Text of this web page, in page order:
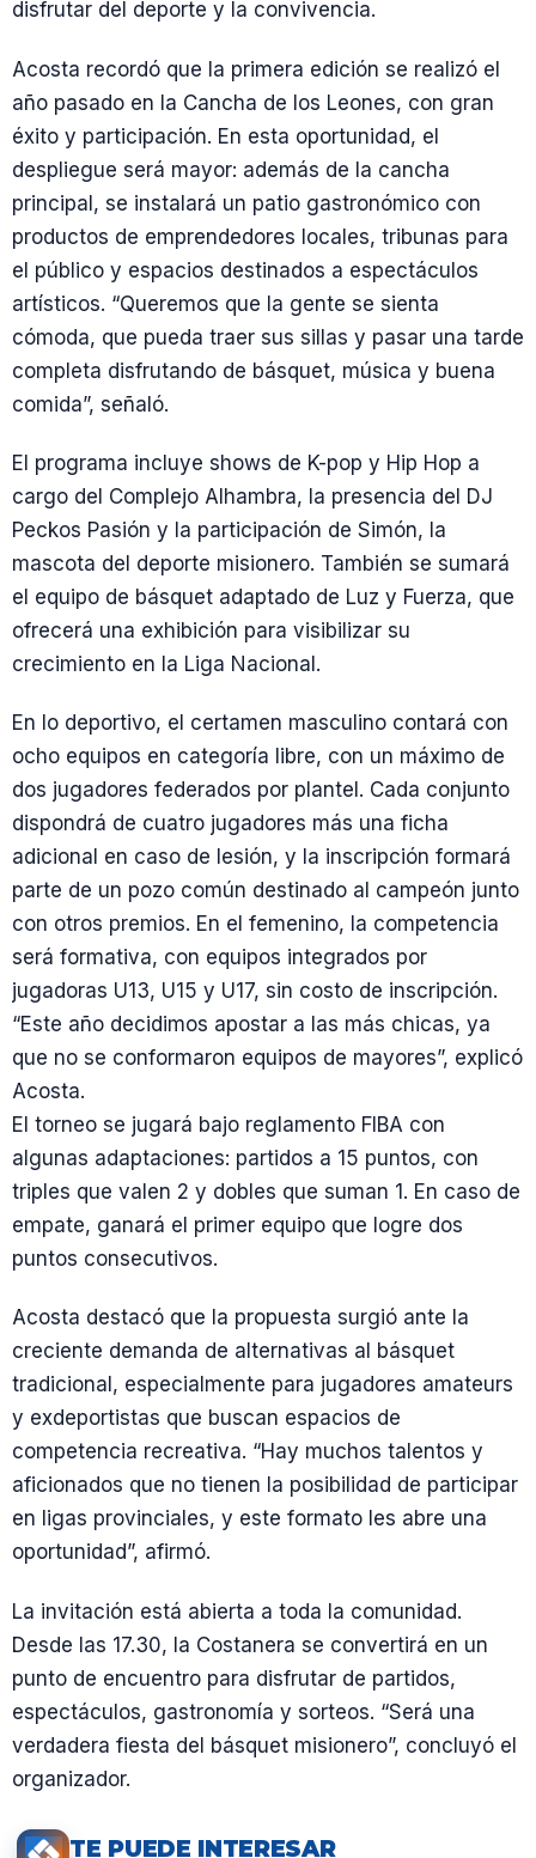
disfrutar del deporte y la convivencia.
Acosta recordó que la primera edición se realizó el
año pasado en la Cancha de los Leones, con gran
éxito y participación. En esta oportunidad, el
despliegue será mayor: además de la cancha
principal, se instalará un patio gastronómico con
productos de emprendedores locales, tribunas para
el público y espacios destinados a espectáculos
artísticos. “Queremos que la gente se sienta
cómoda, que pueda traer sus sillas y pasar una tarde
completa disfrutando de básquet, música y buena
comida”, señaló.
El programa incluye shows de K-pop y Hip Hop a
cargo del Complejo Alhambra, la presencia del DJ
Peckos Pasión y la participación de Simón, la
mascota del deporte misionero. También se sumará
el equipo de básquet adaptado de Luz y Fuerza, que
ofrecerá una exhibición para visibilizar su
crecimiento en la Liga Nacional.
En lo deportivo, el certamen masculino contará con
ocho equipos en categoría libre, con un máximo de
dos jugadores federados por plantel. Cada conjunto
dispondrá de cuatro jugadores más una ficha
adicional en caso de lesión, y la inscripción formará
parte de un pozo común destinado al campeón junto
con otros premios. En el femenino, la competencia
será formativa, con equipos integrados por
jugadoras U13, U15 y U17, sin costo de inscripción.
“Este año decidimos apostar a las más chicas, ya
que no se conformaron equipos de mayores”, explicó
Acosta.
El torneo se jugará bajo reglamento FIBA con
algunas adaptaciones: partidos a 15 puntos, con
triples que valen 2 y dobles que suman 1. En caso de
empate, ganará el primer equipo que logre dos
puntos consecutivos.
Acosta destacó que la propuesta surgió ante la
creciente demanda de alternativas al básquet
tradicional, especialmente para jugadores amateurs
y exdeportistas que buscan espacios de
competencia recreativa. “Hay muchos talentos y
aficionados que no tienen la posibilidad de participar
en ligas provinciales, y este formato les abre una
oportunidad”, afirmó.
La invitación está abierta a toda la comunidad.
Desde las 17.30, la Costanera se convertirá en un
punto de encuentro para disfrutar de partidos,
espectáculos, gastronomía y sorteos. “Será una
verdadera fiesta del básquet misionero”, concluyó el
organizador.
TE PUEDE INTERESAR